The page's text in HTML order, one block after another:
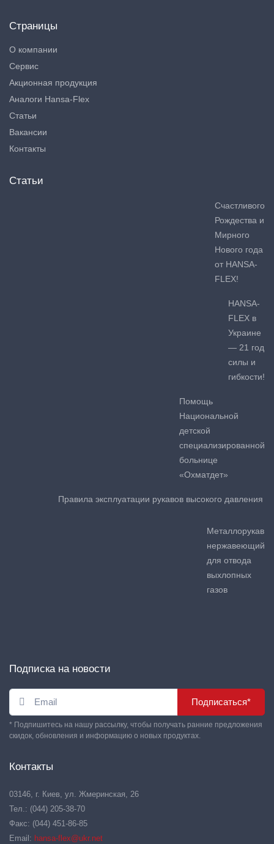
Страницы
О компании
Сервис
Акционная продукция
Аналоги Hansa-Flex
Статьи
Вакансии
Контакты
Статьи
Счастливого
Рождества и
Мирного
Нового года
от HANSA-
FLEX!
HANSA-
FLEX в
Украине
— 21 год
силы и
гибкости!
Помощь
Национальной
детской
специализированной
больнице
«Охматдет»
Правила эксплуатации рукавов высокого давления
Металлорукав
нержавеющий
для отвода
выхлопных
газов
Подписка на новости
Подписаться*
* Подпишитесь на нашу рассылку, чтобы получать ранние предложения
скидок, обновления и информацию о новых продуктах.
Контакты
03146, г. Киев, ул. Жмеринская, 26
Тел.: (044) 205-38-70
Факс: (044) 451-86-85
Email: hansa-flex@ukr.net